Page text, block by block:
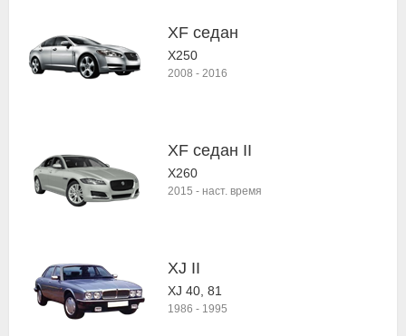
XF седан
X250
2008 - 2016
XF седан II
X260
2015 - наст. время
XJ II
XJ 40, 81
1986 - 1995